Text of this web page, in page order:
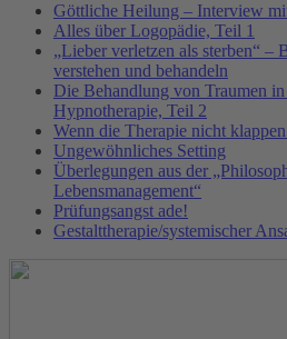
Göttliche Heilung – Interview
Alles über Logopädie, Teil 1
„Lieber verletzen als sterben“ –
verstehen und behandeln
Die Behandlung von Traumen
Hypnotherapie, Teil 2
Wenn die Therapie nicht
Ungewöhnliches Setting
Überlegungen aus der
Lebensmanagement“
Prüfungsangst ade!
Gestalttherapie/systemischer